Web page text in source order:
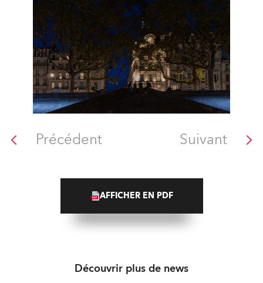
Précédent Suivant
AFFICHER EN PDF
Découvrir plus de news